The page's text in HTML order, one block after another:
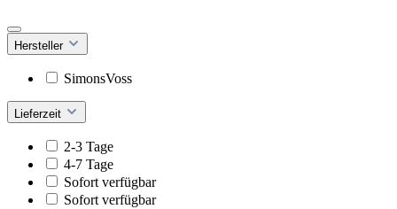
Hersteller
SimonsVoss
Lieferzeit
2-3 Tage
4-7 Tage
Sofort verfügbar
Sofort verfügbar